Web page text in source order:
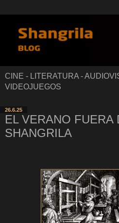
CINE - LITERATURA -
VIDEOJUEGOS
26.6.25
EL VERANO FUERA
SHANGRILA